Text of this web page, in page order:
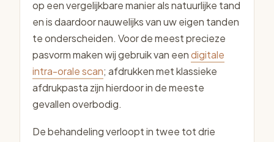
op een vergelijkbare manier als natuurlijke tand
en is daardoor nauwelijks van uw eigen tanden
te onderscheiden. Voor de meest precieze
pasvorm maken wij gebruik van eendigitale
intra-orale scan; afdrukken met klassieke
afdrukpasta zijn hierdoor in de meeste
gevallen overbodig.
De behandeling verloopt in twee tot drie